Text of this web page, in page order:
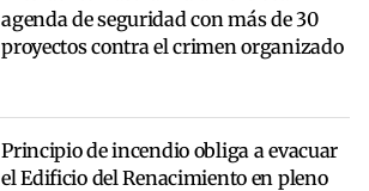
agenda de seguridad con más de 30
proyectos contra el crimen organizado
Principio de incendio obliga a evacuar
el Edificio del Renacimiento en pleno